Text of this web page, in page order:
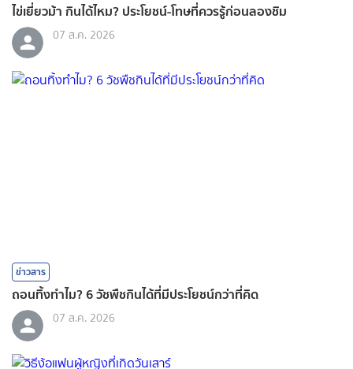
ไข่เยี่ยวม้า กินได้ไหม? ประโยชน์-โทษที่ควรรู้ก่อนลองชิม
07 ส.ค. 2026
ข่าวสาร
ถอนทิ้งทำไม? 6 วัชพืชกินได้ที่มีประโยชน์กว่าที่คิด
07 ส.ค. 2026